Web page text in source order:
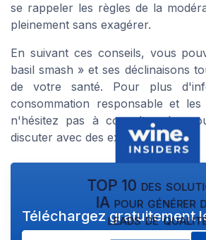
se rappeler les règles de la
pleinement sans exagérer.
En suivant ces conseils, vous
basil smash » et ses déclinaisons
de votre santé. Pour plus
consommation responsable et
n'hésitez pas à consulter des
discuter avec des experts. Santé !
TOP 10 des
IA pour générer
leads de
Téléchargez gratuitement